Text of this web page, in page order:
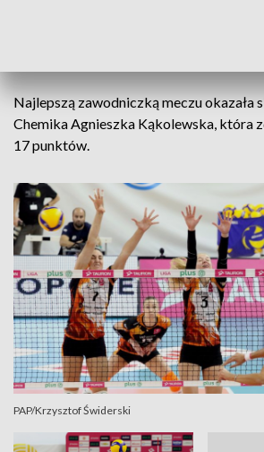
Najlepszą zawodniczką meczu okazała
Chemika Agnieszka Kąkolewska, która
17 punktów.
PAP/Krzysztof Świderski